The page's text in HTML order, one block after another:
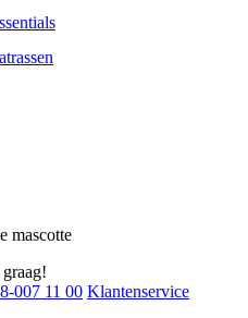
007 11 00 Klantenservice